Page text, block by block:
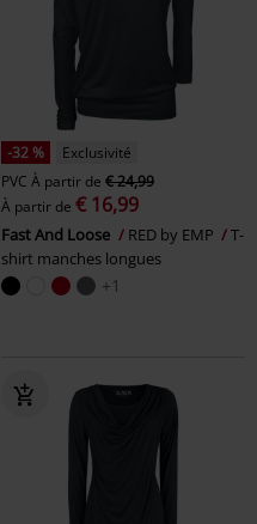
-32 %
Exclusivité
PVC À partir de € 24,99
À partir de € 16,99
Fast And Loose RED by EMP
T-
shirt manches longues
+1